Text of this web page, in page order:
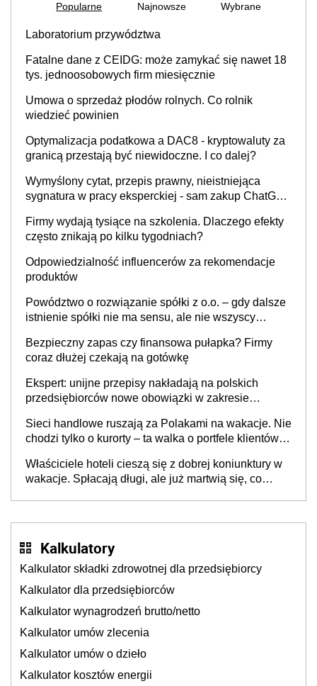
Popularne Najnowsze Wybrane
Laboratorium przywództwa
Fatalne dane z CEIDG: może zamykać się nawet 18
tys. jednoosobowych firm miesięcznie
Umowa o sprzedaż płodów rolnych. Co rolnik
wiedzieć powinien
Optymalizacja podatkowa a DAC8 - kryptowaluty za
granicą przestają być niewidoczne. I co dalej?
Wymyślony cytat, przepis prawny, nieistniejąca
sygnatura w pracy eksperckiej - sam zakup ChatGPT
Firmy wydają tysiące na szkolenia. Dlaczego efekty
często znikają po kilku tygodniach?
Odpowiedzialność influencerów za rekomendacje
produktów
Powództwo o rozwiązanie spółki z o.o. – gdy dalsze
istnienie spółki nie ma sensu, ale nie wszyscy
Bezpieczny zapas czy finansowa pułapka? Firmy
coraz dłużej czekają na gotówkę
Ekspert: unijne przepisy nakładają na polskich
przedsiębiorców nowe obowiązki w zakresie
Sieci handlowe ruszają za Polakami na wakacje. Nie
chodzi tylko o kurorty – ta walka o portfele klientów
cichu
Właściciele hoteli cieszą się z dobrej koniunktury w
wakacje. Spłacają długi, ale już martwią się, co
Kalkulatory
Kalkulator składki zdrowotnej dla przedsiębiorcy
Kalkulator dla przedsiębiorców
Kalkulator wynagrodzeń brutto/netto
Kalkulator umów zlecenia
Kalkulator umów o dzieło
Kalkulator kosztów energii